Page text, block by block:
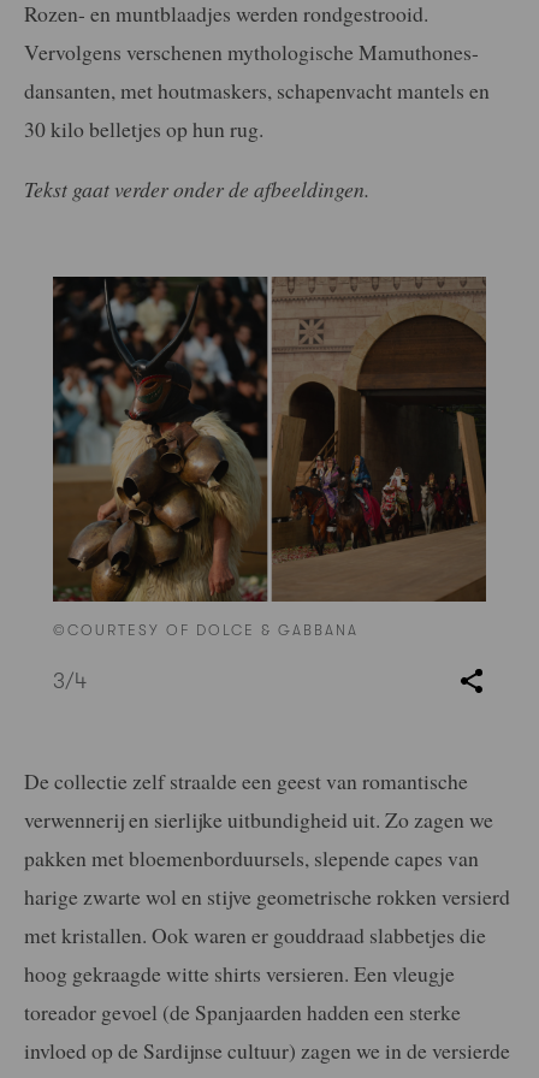
Rozen- en muntblaadjes werden rondgestrooid.
Vervolgens verschenen mythologische Mamuthones-
dansanten, met houtmaskers, schapenvacht mantels en
30 kilo belletjes op hun rug.
Tekst gaat verder onder de afbeeldingen.
©COURTESY OF DOLCE & GABBANA
3/4
De collectie zelf straalde een geest van romantische
verwennerij en sierlijke uitbundigheid uit. Zo zagen we
pakken met bloemenborduursels, slepende capes van
harige zwarte wol en stijve geometrische rokken versierd
met kristallen. Ook waren er gouddraad slabbetjes die
hoog gekraagde witte shirts versieren. Een vleugje
toreador gevoel (de Spanjaarden hadden een sterke
invloed op de Sardijnse cultuur) zagen we in de versierde